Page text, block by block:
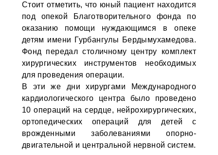
Стоит отметить, что юный пациент находится
под опекой Благотворительного фонда по
оказанию помощи нуждающимся в опеке
детям имени Гурбангулы Бердымухамедова.
Фонд передал столичному центру комплект
хирургических инструментов необходимых
для проведения операции.
В эти же дни хирургами Международного
кардиологического центра было проведено
10 операций на сердце, нейрохирургических,
ортопедических операций для детей с
врожденными заболеваниями опорно-
двигательной и центральной нервной систем.